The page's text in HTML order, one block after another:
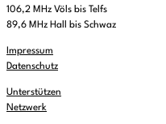
106,2 MHz Völs bis Telfs
89,6 MHz Hall bis Schwaz
Impressum
Datenschutz
Unterstützen
Netzwerk